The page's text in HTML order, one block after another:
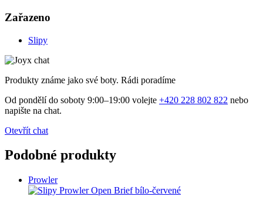
Zařazeno
Slipy
Produkty známe jako své boty. Rádi poradíme
Od pondělí do soboty 9:00–19:00 volejte +420 228 802 822 nebo
napište na chat.
Otevřít chat
Podobné produkty
Prowler